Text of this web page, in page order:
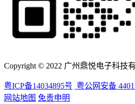
Copyright © 2022 广州鼎悦电子科技
粤ICP备14034895号 粤公网安备
网站地图 免责申明